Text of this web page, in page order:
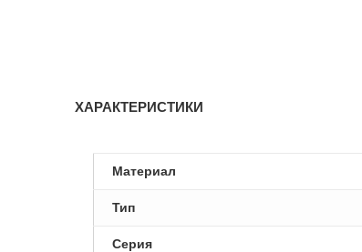
ХАРАКТЕРИСТИКИ
Материал
Тип
Серия